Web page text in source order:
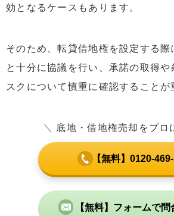
効となるケースもあります。
そのため、転貸借地権を設定する際
と十分に協議を行い、承諾の取得や
スクについて慎重に確認することが
＼ 底地・借地権売却をプロ
【無料】0120-
【無料】フォームで問